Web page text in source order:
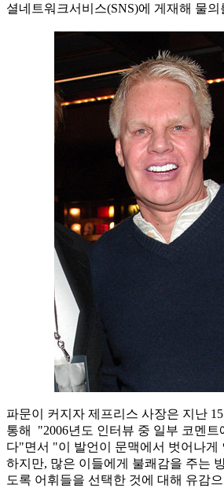
셜네트워크서비스(SNS)에 게재해 물의
파문이 커지자 제프리스 사장은 지난
통해 "2006년도 인터뷰 중 일부 코멘트
다"면서 "이 발언이 문맥에서 벗어나게
하지만, 많은 이들에게 불쾌감을 주는
도록 어휘들을 선택한 것에 대해 유감